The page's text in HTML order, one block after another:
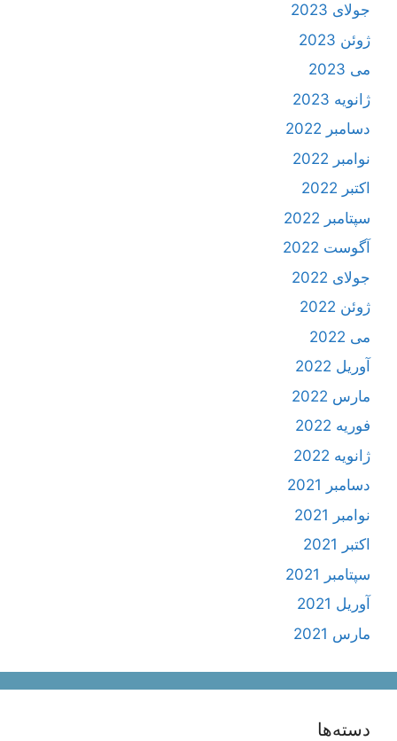
جولای 2023
ژوئن 2023
می 2023
ژانویه 2023
دسامبر 2022
نوامبر 2022
اکتبر 2022
سپتامبر 2022
آگوست 2022
جولای 2022
ژوئن 2022
می 2022
آوریل 2022
مارس 2022
فوریه 2022
ژانویه 2022
دسامبر 2021
نوامبر 2021
اکتبر 2021
سپتامبر 2021
آوریل 2021
مارس 2021
دسته‌ها